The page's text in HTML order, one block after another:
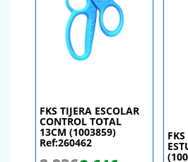
FKS TIJERA ESCOLAR
CONTROL TOTAL
13CM (1003859)
Ref:260462
El precio original era: 2,93€.
El precio actual
FKS